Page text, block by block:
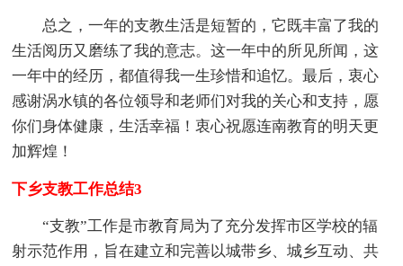
总之，一年的支教生活是短暂的，它既丰富了我的
生活阅历又磨练了我的意志。这一年中的所见所闻，这
一年中的经历，都值得我一生珍惜和追忆。最后，衷心
感谢涡水镇的各位领导和老师们对我的关心和支持，愿
你们身体健康，生活幸福！衷心祝愿连南教育的明天更
加辉煌！
下乡支教工作总结3
“支教”工作是市教育局为了充分发挥市区学校的辐
射示范作用，旨在建立和完善以城带乡、城乡互动、共